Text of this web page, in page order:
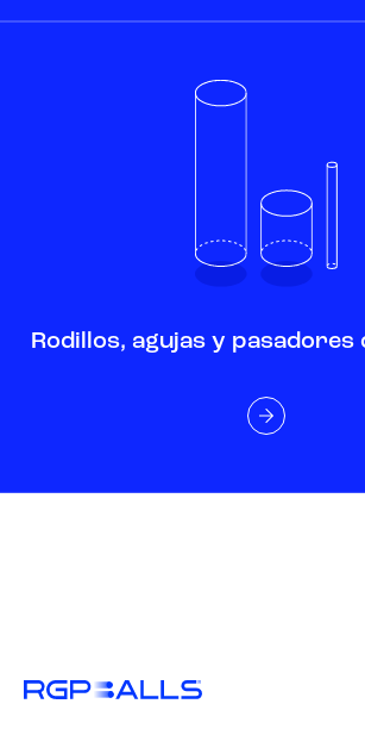
Rodillos, agujas y